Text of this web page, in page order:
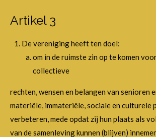
Artikel 3
De vereniging heeft ten doel:
om in de ruimste zin op te komen
collectieve
rechten, wensen en belangen van senioren
materiële, immateriële, sociale en culturele
verbeteren, mede opdat zij hun plaats als
van de samenleving kunnen (blijven)